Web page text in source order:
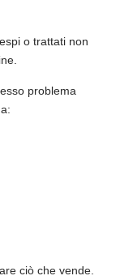
o trattati non
problema
ciò che vende.